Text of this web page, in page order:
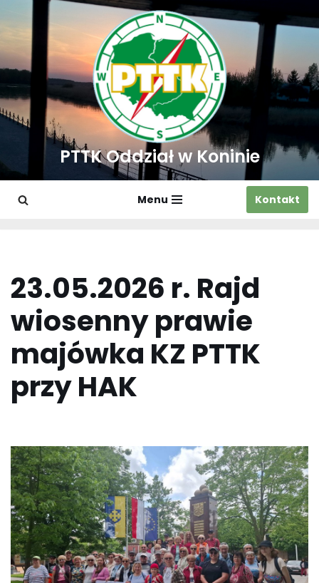
Przejdź
do
treści
PTTK Oddział w Koninie
Menu Kontakt
23.05.2026 r. Rajd
wiosenny prawie
majówka KZ PTTK
przy HAK